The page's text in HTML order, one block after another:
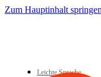
Zum Hauptinhalt springen
Leichte Sprache